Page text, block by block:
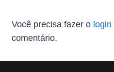
Você precisa fazer o login
comentário.